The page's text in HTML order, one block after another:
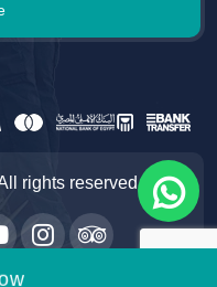
rights reserved.